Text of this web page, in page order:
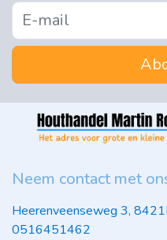
Neem contact met
Heerenveenseweg 3,
0516451462